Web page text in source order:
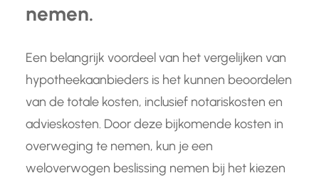
nemen.
Een belangrijk voordeel van het vergelijken van
hypotheekaanbieders is het kunnen beoordelen
van de totale kosten, inclusief notariskosten en
advieskosten. Door deze bijkomende kosten in
overweging te nemen, kun je een
weloverwogen beslissing nemen bij het kiezen